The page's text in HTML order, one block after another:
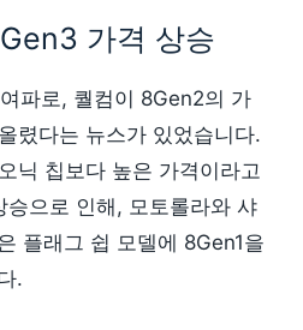
가격 상승
파로, 퀄컴이 8Gen2의 가
렸다는 뉴스가 있었습니다.
닉 칩보다 높은 가격이라고
승으로 인해, 모토롤라와 샤
플래그 쉽 모델에 8Gen1을
.